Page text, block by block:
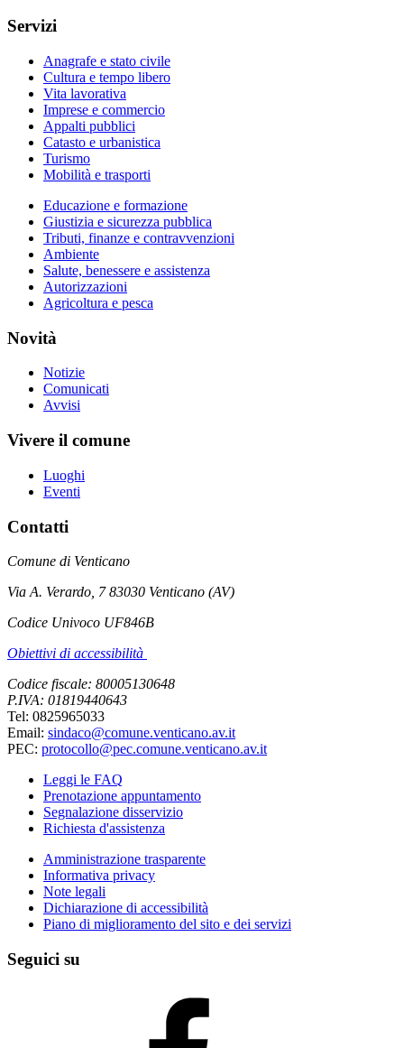
Servizi
Anagrafe e stato civile
Cultura e tempo libero
Vita lavorativa
Imprese e commercio
Appalti pubblici
Catasto e urbanistica
Turismo
Mobilità e trasporti
Educazione e formazione
Giustizia e sicurezza pubblica
Tributi, finanze e contravvenzioni
Ambiente
Salute, benessere e assistenza
Autorizzazioni
Agricoltura e pesca
Novità
Notizie
Comunicati
Avvisi
Vivere il comune
Luoghi
Eventi
Contatti
Comune di Venticano
Via A. Verardo, 7 83030 Venticano (AV)
Codice Univoco UF846B
Obiettivi di accessibilità
Codice fiscale: 80005130648
P.IVA: 01819440643
Tel: 0825965033
Email: sindaco@comune.venticano.av.it
PEC: protocollo@pec.comune.venticano.av.it
Leggi le FAQ
Prenotazione appuntamento
Segnalazione disservizio
Richiesta d'assistenza
Amministrazione trasparente
Informativa privacy
Note legali
Dichiarazione di accessibilità
Piano di miglioramento del sito e dei servizi
Seguici su